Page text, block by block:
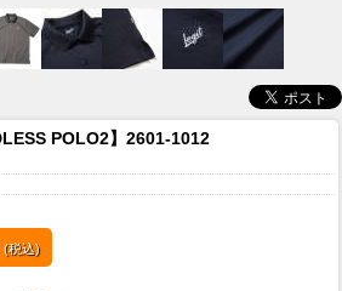
POLO2】2601-1012
(税込)